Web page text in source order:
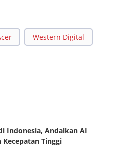
Western Digital
Indonesia, Andalkan AI
Tinggi